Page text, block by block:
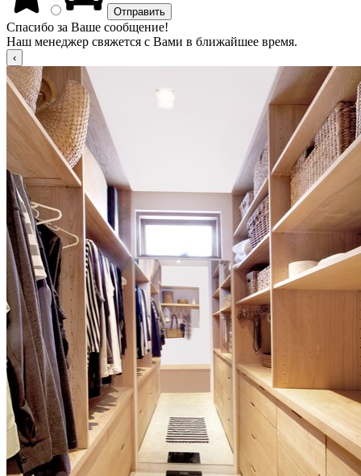
Спасибо за Ваше сообщение!
Наш менеджер свяжется с Вами в ближайшее время.